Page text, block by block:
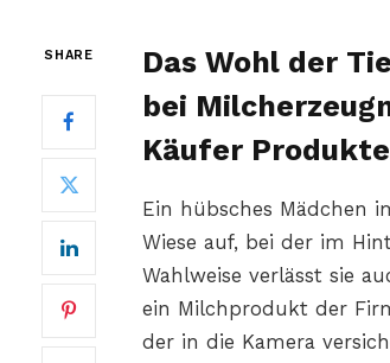
SHARE
Das Wohl der
bei
Käufer
Ein hübsches Mädchen
Wiese auf, bei der im
Wahlweise verlässt sie
ein Milchprodukt der
der in die Kamera